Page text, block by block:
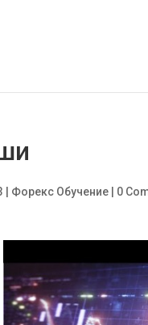
Форекс Обучение 0